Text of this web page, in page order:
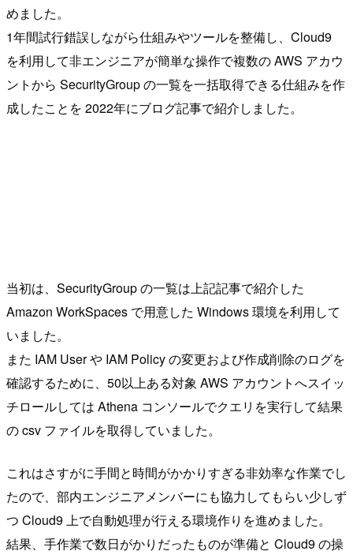
めました。
1年間試行錯誤しながら仕組みやツールを整備し、Cloud9
を利用して非エンジニアが簡単な操作で複数の AWS アカウ
ントから SecurityGroup の一覧を一括取得できる仕組みを作
成したことを 2022年にブログ記事で紹介しました。
当初は、SecurityGroup の一覧は上記記事で紹介した
Amazon WorkSpaces で用意した Windows 環境を利用して
いました。
また IAM User や IAM Policy の変更および作成削除のログを
確認するために、50以上ある対象 AWS アカウントへスイッ
チロールしては Athena コンソールでクエリを実行して結果
の csv ファイルを取得していました。
これはさすがに手間と時間がかかりすぎる非効率な作業でし
たので、部内エンジニアメンバーにも協力してもらい少しず
つ Cloud9 上で自動処理が行える環境作りを進めました。
結果、手作業で数日がかりだったものが準備と Cloud9 の操